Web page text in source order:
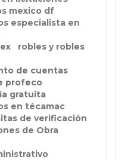
mexico df
especialista en
robles y robles
de cuentas
profeco
gratuita
en técamac
de verificación
de Obra